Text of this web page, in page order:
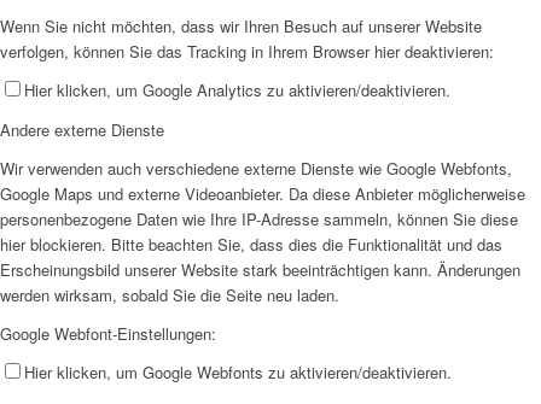
Wenn Sie nicht möchten, dass wir Ihren Besuch auf unserer Website
verfolgen, können Sie das Tracking in Ihrem Browser hier deaktivieren:
Hier klicken, um Google Analytics zu aktivieren/deaktivieren.
Andere externe Dienste
Wir verwenden auch verschiedene externe Dienste wie Google Webfonts,
Google Maps und externe Videoanbieter. Da diese Anbieter möglicherweise
personenbezogene Daten wie Ihre IP-Adresse sammeln, können Sie diese
hier blockieren. Bitte beachten Sie, dass dies die Funktionalität und das
Erscheinungsbild unserer Website stark beeinträchtigen kann. Änderungen
werden wirksam, sobald Sie die Seite neu laden.
Google Webfont-Einstellungen:
Hier klicken, um Google Webfonts zu aktivieren/deaktivieren.